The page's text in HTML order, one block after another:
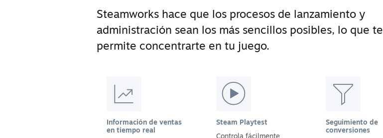
Steamworks hace que los procesos de lanzamiento y
administración sean los más sencillos posibles, lo que te
permite concentrarte en tu juego.
Información de ventas
en tiempo real
Steam Playtest
Controla fácilmente
Seguimiento de
conversiones